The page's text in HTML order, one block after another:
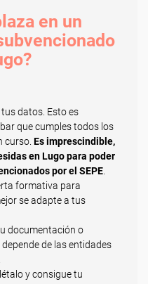
en un
datos. Esto es
que cumples todos los
curso. Es imprescindible,
en Lugo para poder
por el SEPE
formativa para
se adapte a tus
documentación o
de las entidades
y consigue tu